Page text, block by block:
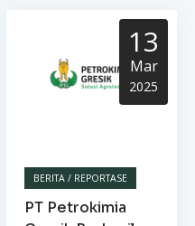
13
Mar
2025
BERITA / REPORTASE
PT Petrokimia